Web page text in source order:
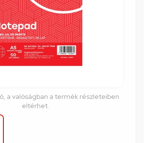
a valóságban a termék részleteiben
eltérhet.